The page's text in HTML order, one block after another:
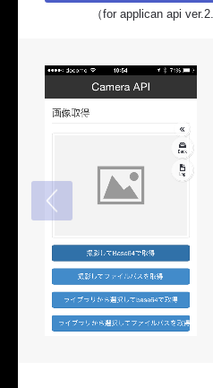
（for applican api